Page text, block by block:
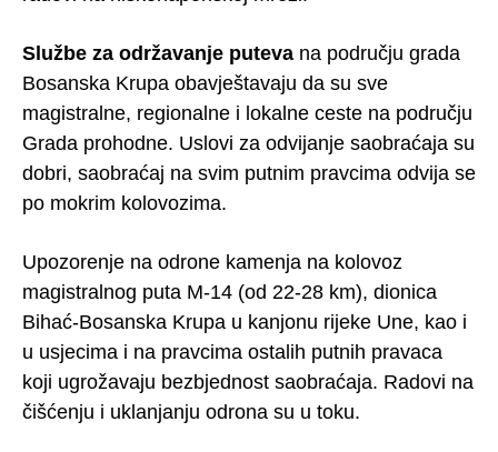
Službe za održavanje puteva na području grada
Bosanska Krupa obavještavaju da su sve
magistralne, regionalne i lokalne ceste na području
Grada prohodne. Uslovi za odvijanje saobraćaja su
dobri, saobraćaj na svim putnim pravcima odvija se
po mokrim kolovozima.
Upozorenje na odrone kamenja na kolovoz
magistralnog puta M-14 (od 22-28 km), dionica
Bihać-Bosanska Krupa u kanjonu rijeke Une, kao i
u usjecima i na pravcima ostalih putnih pravaca
koji ugrožavaju bezbjednost saobraćaja. Radovi na
čišćenju i uklanjanju odrona su u toku.